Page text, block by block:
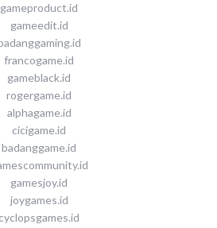
gameproduct.id
gameedit.id
francogame.id
gameblack.id
rogergame.id
alphagame.id
cicigame.id
badanggame.id
gamesjoy.id
joygames.id
cyclopsgames.id